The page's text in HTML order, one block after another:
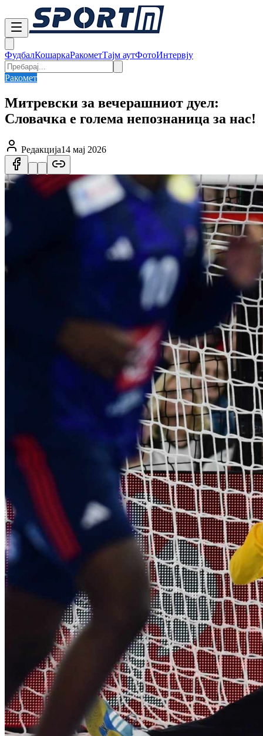
ФудбалКошаркаРакометТајм аутФотоИнтервју
Ракомет
Митревски за вечерашниот дуел:
Словачка е голема непознаница за нас!
Редакција14 мај 2026